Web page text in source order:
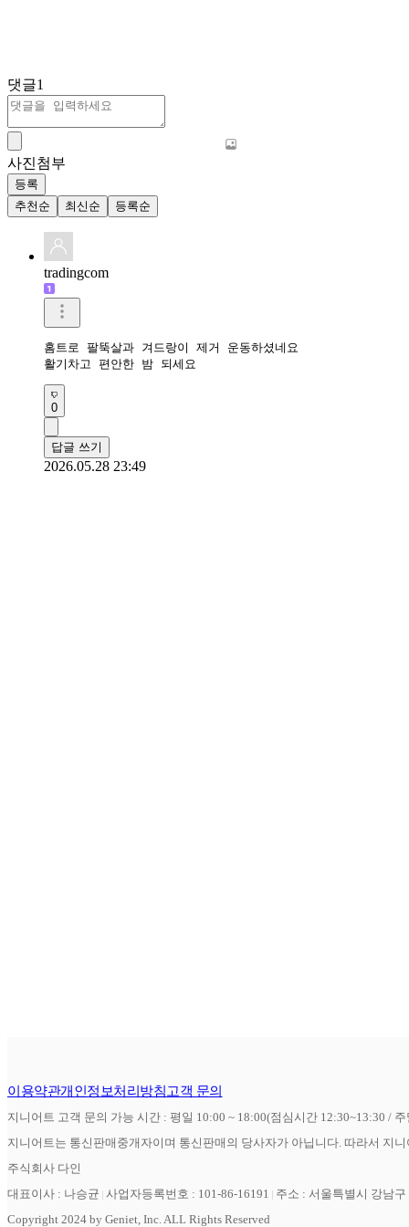
댓글1
사진첨부
등록
추천순
최신순 등록순
tradingcom
홈트로 팔뚝살과 겨드랑이 제거 운동하셨네요
활기차고 편안한 밤 되세요
0
답글 쓰기
2026.05.28 23:49
이용약관개인정보처리방침고객 문의
지니어트 고객 문의 가능 시간 : 평일 10:00 ~ 18:00(점심시간 12:30~13:30 /
지니어트는 통신판매중개자이며 통신판매의 당사자가 아닙니다. 따라서 지
주식회사 다인
대표이사 : 나승균 사업자등록번호 : 101-86-16191
주소 : 서울특별시 강남
Copyright 2024 by Geniet, Inc. ALL Rights Reserved